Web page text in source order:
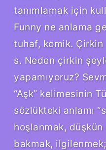
tanımlamak için
Funny ne anlama
tuhaf, komik.
s. Neden çirkin
yapamıyoruz?
“Aşk” kelimesinin
sözlükteki anlamı
hoşlanmak,
bakmak,